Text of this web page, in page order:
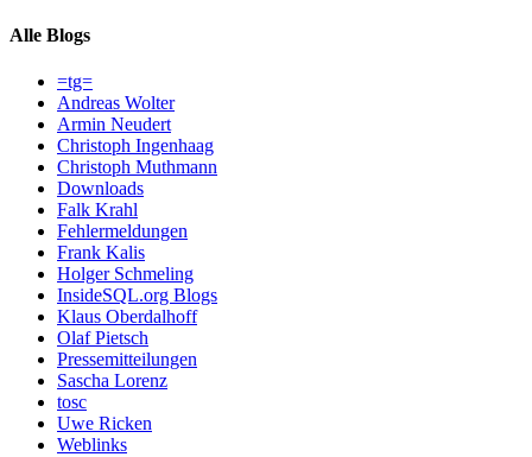
Alle Blogs
=tg=
Andreas Wolter
Armin Neudert
Christoph Ingenhaag
Christoph Muthmann
Downloads
Falk Krahl
Fehlermeldungen
Frank Kalis
Holger Schmeling
InsideSQL.org Blogs
Klaus Oberdalhoff
Olaf Pietsch
Pressemitteilungen
Sascha Lorenz
tosc
Uwe Ricken
Weblinks